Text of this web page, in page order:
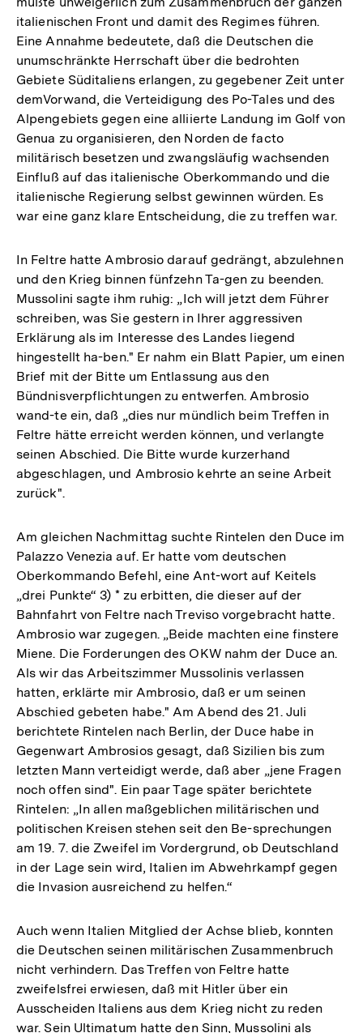
italienischen Front und damit des Regimes führen.
Eine Annahme bedeutete, daß die Deutschen die
unumschränkte Herrschaft über die bedrohten
Gebiete Süditaliens erlangen, zu gegebener Zeit unter
demVorwand, die Verteidigung des Po-Tales und des
Alpengebiets gegen eine alliierte Landung im Golf von
Genua zu organisieren, den Norden de facto
militärisch besetzen und zwangsläufig wachsenden
Einfluß auf das italienische Oberkommando und die
italienische Regierung selbst gewinnen würden. Es
war eine ganz klare Entscheidung, die zu treffen war.
In Feltre hatte Ambrosio darauf gedrängt, abzulehnen
und den Krieg binnen fünfzehn Ta-gen zu beenden.
Mussolini sagte ihm ruhig: „Ich will jetzt dem Führer
schreiben, was Sie gestern in Ihrer aggressiven
Erklärung als im Interesse des Landes liegend
hingestellt ha-ben." Er nahm ein Blatt Papier, um einen
Brief mit der Bitte um Entlassung aus den
Bündnisverpflichtungen zu entwerfen. Ambrosio
wand-te ein, daß „dies nur mündlich beim Treffen in
Feltre hätte erreicht werden können, und verlangte
seinen Abschied. Die Bitte wurde kurzerhand
abgeschlagen, und Ambrosio kehrte an seine Arbeit
zurück".
Am gleichen Nachmittag suchte Rintelen den Duce im
Palazzo Venezia auf. Er hatte vom deutschen
Oberkommando Befehl, eine Ant-wort auf Keitels
„drei Punkte“ 3) * zu erbitten, die dieser auf der
Bahnfahrt von Feltre nach Treviso vorgebracht hatte.
Ambrosio war zugegen. „Beide machten eine finstere
Miene. Die Forderungen des OKW nahm der Duce an.
Als wir das Arbeitszimmer Mussolinis verlassen
hatten, erklärte mir Ambrosio, daß er um seinen
Abschied gebeten habe." Am Abend des 21. Juli
berichtete Rintelen nach Berlin, der Duce habe in
Gegenwart Ambrosios gesagt, daß Sizilien bis zum
letzten Mann verteidigt werde, daß aber „jene Fragen
noch offen sind". Ein paar Tage später berichtete
Rintelen: „In allen maßgeblichen militärischen und
politischen Kreisen stehen seit den Be-sprechungen
am 19. 7. die Zweifel im Vordergrund, ob Deutschland
in der Lage sein wird, Italien im Abwehrkampf gegen
die Invasion ausreichend zu helfen.“
Auch wenn Italien Mitglied der Achse blieb, konnten
die Deutschen seinen militärischen Zusammenbruch
nicht verhindern. Das Treffen von Feltre hatte
zweifelsfrei erwiesen, daß mit Hitler über ein
Ausscheiden Italiens aus dem Krieg nicht zu reden
war. Sein Ultimatum hatte den Sinn, Mussolini als